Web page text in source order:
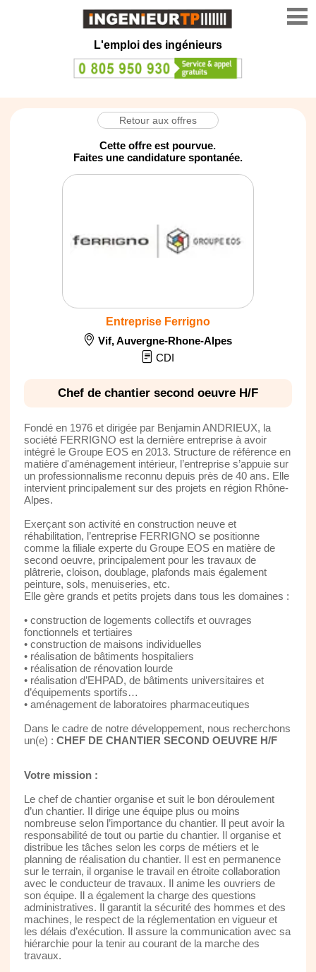
L'emploi des ingénieurs
Retour aux offres
Cette offre est pourvue.
Faites une candidature spontanée.
Entreprise Ferrigno
Vif,Auvergne-Rhone-Alpes
CDI
Chef de chantier second oeuvre H/F
Fondé en 1976 et dirigée par Benjamin ANDRIEUX, la
société FERRIGNO est la dernière entreprise à avoir
intégré le Groupe EOS en 2013. Structure de référence en
matière d'aménagement intérieur, l’entreprise s’appuie sur
un professionnalisme reconnu depuis près de 40 ans. Elle
intervient principalement sur des projets en région Rhône-
Alpes.
Exerçant son activité en construction neuve et
réhabilitation, l’entreprise FERRIGNO se positionne
comme la filiale experte du Groupe EOS en matière de
second oeuvre, principalement pour les travaux de
plâtrerie, cloison, doublage, plafonds mais également
peinture, sols, menuiseries, etc.
Elle gère grands et petits projets dans tous les domaines :
• construction de logements collectifs et ouvrages
fonctionnels et tertiaires
• construction de maisons individuelles
• réalisation de bâtiments hospitaliers
• réalisation de rénovation lourde
• réalisation d’EHPAD, de bâtiments universitaires et
d’équipements sportifs…
• aménagement de laboratoires pharmaceutiques
Dans le cadre de notre développement, nous recherchons
un(e) : CHEF DE CHANTIER SECOND OEUVRE H/F
Votre mission :
Le chef de chantier organise et suit le bon déroulement
d’un chantier. Il dirige une équipe plus ou moins
nombreuse selon l’importance du chantier. Il peut avoir la
responsabilité de tout ou partie du chantier. Il organise et
distribue les tâches selon les corps de métiers et le
planning de réalisation du chantier. Il est en permanence
sur le terrain, il organise le travail en étroite collaboration
avec le conducteur de travaux. Il anime les ouvriers de
son équipe. Il a également la charge des questions
administratives. Il garantit la sécurité des hommes et des
machines, le respect de la réglementation en vigueur et
les délais d’exécution. Il assure la communication avec sa
hiérarchie pour la tenir au courant de la marche des
travaux.